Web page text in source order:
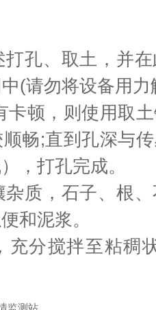
打孔、取土，并
(请勿将设备用
卡顿，则使用取
畅;直到孔深与
，打孔完成。
杂质，石子、根
和泥浆。
充分搅拌至粘稠